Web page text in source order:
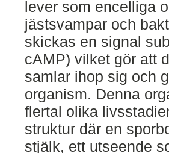
lever som encelliga
jästsvampar och
skickas en signal
cAMP) vilket gör att
samlar ihop sig och
organism. Denna
flertal olika
struktur där en
stjälk, ett utseende